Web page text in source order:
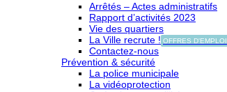
Arrêtés – Actes administratifs
Rapport d’activités 2023
Vie des quartiers
La Ville recrute ! OFFRES D'EMPLOI
Contactez-nous
Prévention & sécurité
La police municipale
La vidéoprotection